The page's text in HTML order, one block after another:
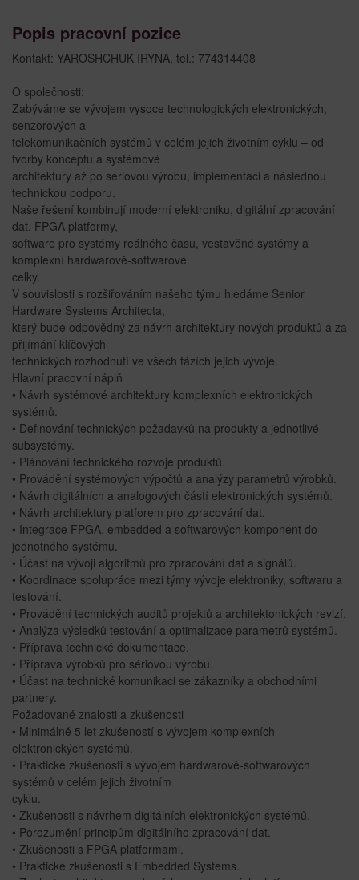
Popis pracovní pozice
Kontakt: YAROSHCHUK IRYNA, tel.: 774314408
O společnosti:
Zabýváme se vývojem vysoce technologických elektronických,
senzorových a
telekomunikačních systémů v celém jejich životním cyklu – od
tvorby konceptu a systémové
architektury až po sériovou výrobu, implementaci a následnou
technickou podporu.
Naše řešení kombinují moderní elektroniku, digitální zpracování
dat, FPGA platformy,
software pro systémy reálného času, vestavěné systémy a
komplexní hardwarově-softwarové
celky.
V souvislosti s rozšiřováním našeho týmu hledáme Senior
Hardware Systems Architecta,
který bude odpovědný za návrh architektury nových produktů a za
přijímání klíčových
technických rozhodnutí ve všech fázích jejich vývoje.
Hlavní pracovní náplň
• Návrh systémové architektury komplexních elektronických
systémů.
• Definování technických požadavků na produkty a jednotlivé
subsystémy.
• Plánování technického rozvoje produktů.
• Provádění systémových výpočtů a analýzy parametrů výrobků.
• Návrh digitálních a analogových částí elektronických systémů.
• Návrh architektury platforem pro zpracování dat.
• Integrace FPGA, embedded a softwarových komponent do
jednotného systému.
• Účast na vývoji algoritmů pro zpracování dat a signálů.
• Koordinace spolupráce mezi týmy vývoje elektroniky, softwaru a
testování.
• Provádění technických auditů projektů a architektonických revizí.
• Analýza výsledků testování a optimalizace parametrů systémů.
• Příprava technické dokumentace.
• Příprava výrobků pro sériovou výrobu.
• Účast na technické komunikaci se zákazníky a obchodními
partnery.
Požadované znalosti a zkušenosti
• Minimálně 5 let zkušeností s vývojem komplexních
elektronických systémů.
• Praktické zkušenosti s vývojem hardwarově-softwarových
systémů v celém jejich životním
cyklu.
• Zkušenosti s návrhem digitálních elektronických systémů.
• Porozumění principům digitálního zpracování dat.
• Zkušenosti s FPGA platformami.
• Praktické zkušenosti s Embedded Systems.